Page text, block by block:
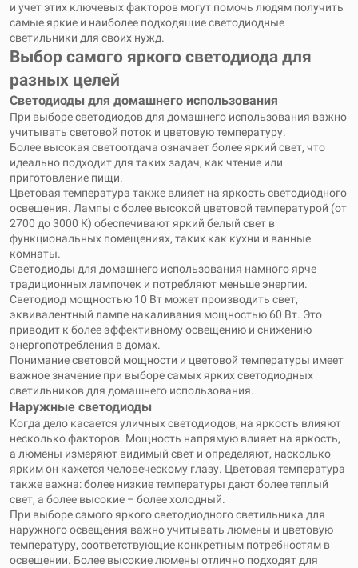
и учет этих ключевых факторов могут помочь людям получить
самые яркие и наиболее подходящие светодиодные
светильники для своих нужд.
Выбор самого яркого светодиода для
разных целей
Светодиоды для домашнего использования
При выборе светодиодов для домашнего использования важно
учитывать световой поток и цветовую температуру.
Более высокая светоотдача означает более яркий свет, что
идеально подходит для таких задач, как чтение или
приготовление пищи.
Цветовая температура также влияет на яркость светодиодного
освещения. Лампы с более высокой цветовой температурой (от
2700 до 3000 К) обеспечивают яркий белый свет в
функциональных помещениях, таких как кухни и ванные
комнаты.
Светодиоды для домашнего использования намного ярче
традиционных лампочек и потребляют меньше энергии.
Светодиод мощностью 10 Вт может производить свет,
эквивалентный лампе накаливания мощностью 60 Вт. Это
приводит к более эффективному освещению и снижению
энергопотребления в домах.
Понимание световой мощности и цветовой температуры имеет
важное значение при выборе самых ярких светодиодных
светильников для домашнего использования.
Наружные светодиоды
Когда дело касается уличных светодиодов, на яркость влияют
несколько факторов. Мощность напрямую влияет на яркость,
а люмены измеряют видимый свет и определяют, насколько
ярким он кажется человеческому глазу. Цветовая температура
также важна: более низкие температуры дают более теплый
свет, а более высокие – более холодный.
При выборе самого яркого светодиодного светильника для
наружного освещения важно учитывать люмены и цветовую
температуру, соответствующие конкретным потребностям в
освещении. Более высокие люмены отлично подходят для